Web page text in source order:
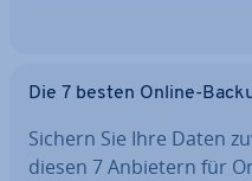
Die 7 besten Online-
Sichern Sie Ihre Daten
diesen 7 Anbietern für